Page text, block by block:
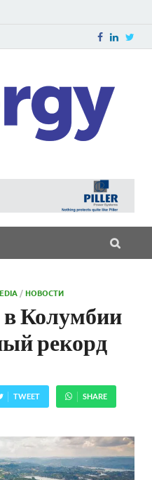
/НОВОСТИ
Колумбии
рекорд
TWEET SHARE